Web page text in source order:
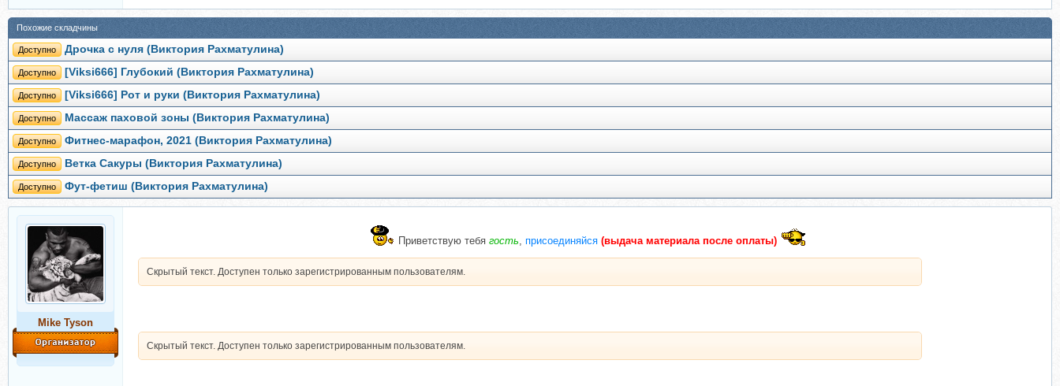
Похожие складчины
Доступно Дрочка с нуля (Виктория Рахматулина)
Доступно [Viksi666] Глубокий (Виктория Рахматулина)
Доступно [Viksi666] Рот и руки (Виктория Рахматулина)
Доступно Массаж паховой зоны (Виктория Рахматулина)
Доступно Фитнес-марафон, 2021 (Виктория Рахматулина)
Доступно Ветка Сакуры (Виктория Рахматулина)
Доступно Фут-фетиш (Виктория Рахматулина)
Mike Tyson
Приветствую тебя гость, присоединяйся (выдача материала после оплаты)
Скрытый текст. Доступен только зарегистрированным пользователям.
Скрытый текст. Доступен только зарегистрированным пользователям.